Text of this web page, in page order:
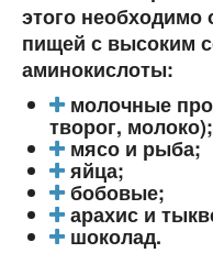
этого необходимо
пищей с высоким
аминокислоты:
молочные
творог, молоко);
мясо и рыба;
яйца;
бобовые;
арахис и
шоколад.